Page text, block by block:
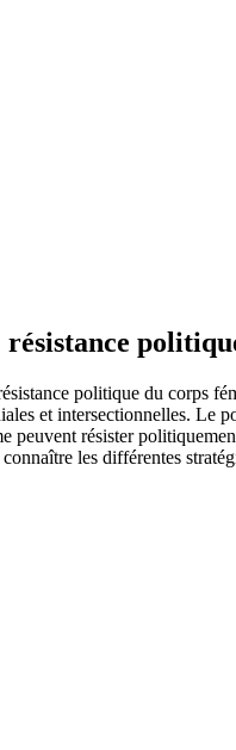
politique du corps
et intersectionnelles. Le
peuvent résister
les différentes